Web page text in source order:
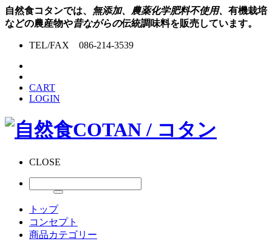
自然食コタンでは、 無添加、農薬化学肥料不使用、 有機栽培
などの農産物や昔ながらの伝統調味料を販売しています。
TEL/FAX 086-214-3539
CART
LOGIN
CLOSE
トップ
コンセプト
商品カテゴリー